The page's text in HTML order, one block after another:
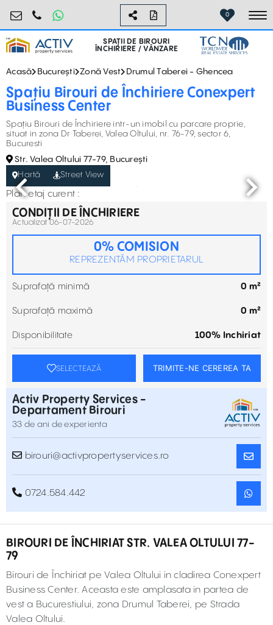
birouri@activpropertyservices.ro
0724.584.442 0
SPAȚII DE BIROURI
ÎNCHIRIERE / VÂNZARE
Acasă București Zonă Vest Drumul Taberei - Ghencea
Spațiu Birouri de Închiriere Conexpert
Business Center
Spațiu Birouri de Închiriere intr-un imobil cu parcare proprie,
situat in zona Dr Taberei, Valea Oltului, nr. 76-79, sector 6,
Bucuresti
Str. Valea Oltului 77-79, București
Hartă
Street View
Plan etaj curent :
CONDIȚII DE ÎNCHIRIERE
Actualizat 06-07-2026
0% COMISION
REPREZENTĂM PROPRIETARUL
Suprafață minimă 0 m²
Suprafață maximă 0 m²
Disponibilitate 100% Inchiriat
SELECTEAZĂ TRIMITE-NE CEREREA TA
Activ Property Services -
Departament Birouri
33 de ani de experienta
birouri@activpropertyservices.ro
0724.584.442
BIROURI DE ÎNCHIRIAT STR. VALEA OLTULUI 77-
79
Birouri de Închiriat pe Valea Oltului in cladirea Conexpert
Business Center. Aceasta este amplasata in partea de
vest a Bucurestiului, zona Drumul Taberei, pe Strada
Valea Oltului.